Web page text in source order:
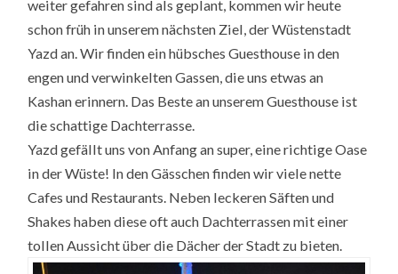
weiter gefahren sind als geplant, kommen wir heute
schon früh in unserem nächsten Ziel, der Wüstenstadt
Yazd an. Wir finden ein hübsches Guesthouse in den
engen und verwinkelten Gassen, die uns etwas an
Kashan erinnern. Das Beste an unserem Guesthouse ist
die schattige Dachterrasse.
Yazd gefällt uns von Anfang an super, eine richtige Oase
in der Wüste! In den Gässchen finden wir viele nette
Cafes und Restaurants. Neben leckeren Säften und
Shakes haben diese oft auch Dachterrassen mit einer
tollen Aussicht über die Dächer der Stadt zu bieten.